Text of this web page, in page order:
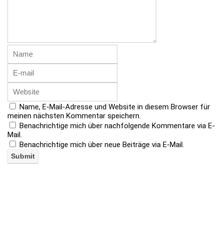
Name, E-Mail-Adresse und Website in diesem Browser für
meinen nächsten Kommentar speichern.
Benachrichtige mich über nachfolgende Kommentare via E-
Mail.
Benachrichtige mich über neue Beiträge via E-Mail.